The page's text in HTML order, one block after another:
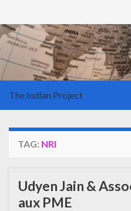
The Indian Project
TAG: NRI
Udyen Jain &
aux PME